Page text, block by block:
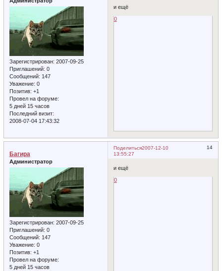
Зарегистрирован: 2007-09-25
Приглашений: 0
Сообщений: 147
Уважение: 0
Позитив: +1
Провел на форуме:
5 дней 15 часов
Последний визит:
2008-07-04 17:43:32
и ещё
0
Поделиться 14
2007-12-10
13:55:27
Багира
Администратор
Зарегистрирован: 2007-09-25
Приглашений: 0
Сообщений: 147
Уважение: 0
Позитив: +1
Провел на форуме:
5 дней 15 часов
и ещё
0